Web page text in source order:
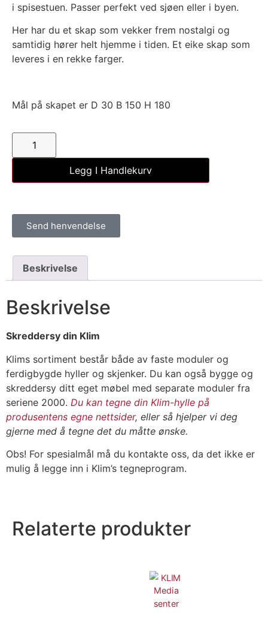
i spisestuen. Passer perfekt ved sjøen eller i byen.
Her har du et skap som vekker frem nostalgi og
samtidig hører helt hjemme i tiden. Et eike skap som
leveres i en rekke farger.
Mål på skapet er D 30 B 150 H 180
Legg I Handlekurv
Send henvendelse
Beskrivelse
Beskrivelse
Skreddersy din Klim
Klims sortiment består både av faste moduler og
ferdigbygde hyller og skjenker. Du kan også bygge og
skreddersy ditt eget møbel med separate moduler fra
seriene 2000. Du kan tegne din Klim-hylle på
produsentens egne nettsider, eller så hjelper vi deg
gjerne med å tegne det du måtte ønske.
Obs! For spesialmål må du kontakte oss, da det ikke er
mulig å legge inn i Klim’s tegneprogram.
Relaterte produkter